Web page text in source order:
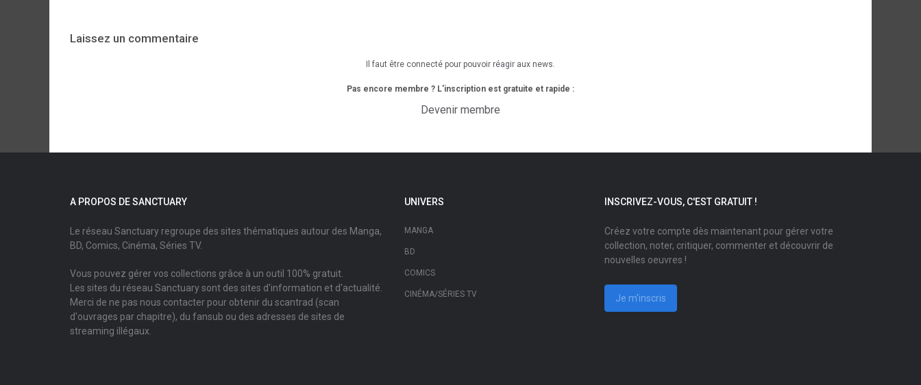
Laissez un commentaire
Il faut être connecté pour pouvoir réagir aux news.
Pas encore membre ? L'inscription est gratuite et rapide :
Devenir membre
A PROPOS DE SANCTUARY
Le réseau Sanctuary regroupe des sites thématiques autour des Manga,
BD, Comics, Cinéma, Séries TV.
Vous pouvez gérer vos collections grâce à un outil 100% gratuit.
Les sites du réseau Sanctuary sont des sites d'information et d'actualité.
Merci de ne pas nous contacter pour obtenir du scantrad (scan
d'ouvrages par chapitre), du fansub ou des adresses de sites de
streaming illégaux.
UNIVERS
MANGA
BD
COMICS
CINÉMA/SÉRIES TV
INSCRIVEZ-VOUS, C'EST GRATUIT !
Créez votre compte dès maintenant pour gérer votre
collection, noter, critiquer, commenter et découvrir de
nouvelles oeuvres !
Je m'inscris